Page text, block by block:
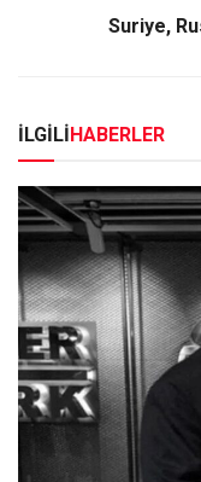
Suriye,
İLGİLİHABERLER